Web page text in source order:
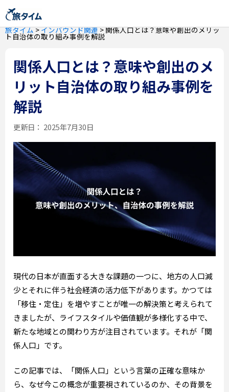
旅タイム>インバウンド関連>関係人口とは？意味や創出のメリッ
ト自治体の取り組み事例を解説
関係人口とは？意味や創出のメ
リット自治体の取り組み事例を
解説
更新日： 2025年7月30日
現代の日本が直面する大きな課題の一つに、地方の人口減
少とそれに伴う社会経済の活力低下があります。かつては
「移住・定住」を増やすことが唯一の解決策と考えられて
きましたが、ライフスタイルや価値観が多様化する中で、
新たな地域との関わり方が注目されています。それが「関
係人口」です。
この記事では、「関係人口」という言葉の正確な意味か
ら、なぜ今この概念が重要視されているのか、その背景を